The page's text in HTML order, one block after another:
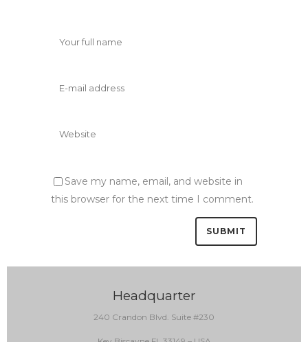
Save my name, email, and website in
this browser for the next time I comment.
Headquarter
240 Crandon Blvd. Suite #230